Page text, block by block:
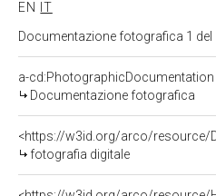
EN
IT
Documentazione fotografica 1
a-cd:PhotographicDocumentation
Documentazione fotografica
<https://w3id.org/arco/resource/
fotografia digitale